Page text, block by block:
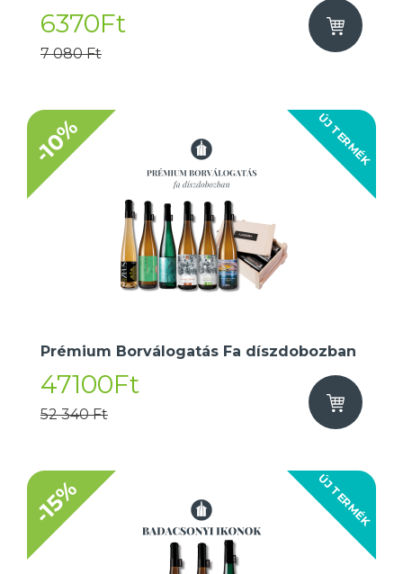
6370Ft
7 080 Ft
ÚJ TERMÉK
-10%
Prémium Borválogatás Fa díszdobozban
47100Ft
52 340 Ft
ÚJ TERMÉK
-15%